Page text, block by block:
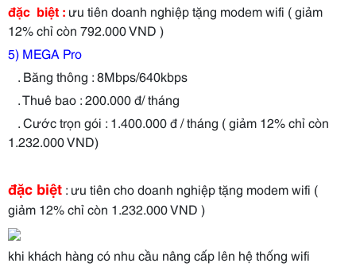
đặc biệt : ưu tiên doanh nghiệp tặng modem wifi ( giảm
12% chỉ còn 792.000 VND )
5) MEGA Pro
. Băng thông : 8Mbps/640kbps
. Thuê bao : 200.000 đ/ tháng
. Cước trọn gói : 1.400.000 đ / tháng ( giảm 12% chỉ còn
1.232.000 VND)
đặc biệt : ưu tiên cho doanh nghiệp tặng modem wifi (
giảm 12% chỉ còn 1.232.000 VND )
khi khách hàng có nhu cầu nâng cấp lên hệ thống wifi